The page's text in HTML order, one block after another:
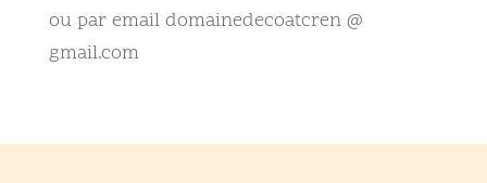
ou par email domainedecoatcren @
gmail.com